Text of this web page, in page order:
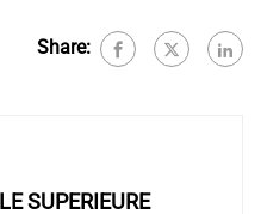
Share:
SUPERIEURE